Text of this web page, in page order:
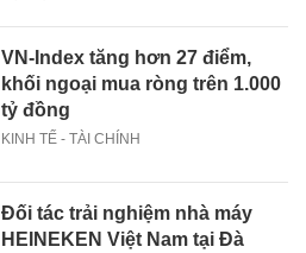
VN-Index tăng hơn 27 điểm,
khối ngoại mua ròng trên 1.000
tỷ đồng
KINH TẾ - TÀI CHÍNH
Đối tác trải nghiệm nhà máy
HEINEKEN Việt Nam tại Đà